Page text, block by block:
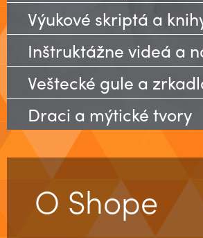
Výukové skriptá a
Inštruktážne videá a
Veštecké gule a
Draci a mýtické tvory
O Shope